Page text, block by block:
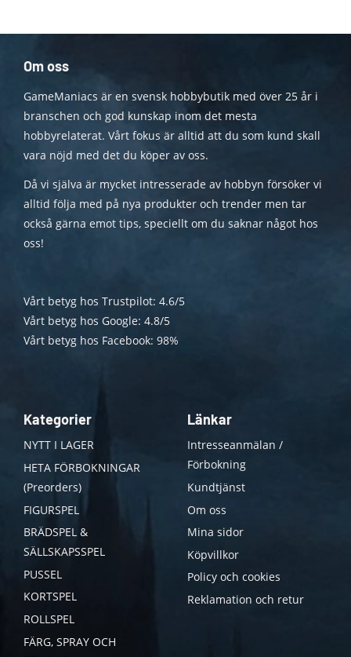
Om oss
GameManiacs är en svensk hobbybutik med över 25 år i
branschen och god kunskap inom det mesta
hobbyrelaterat. Vårt fokus är alltid att du som kund skall
vara nöjd med det du köper av oss.
Då vi själva är mycket intresserade av hobbyn försöker vi
alltid följa med på nya produkter och trender men tar
också gärna emot tips, speciellt om du saknar något hos
oss!
Vårt betyg hos Trustpilot: 4.6/5
Vårt betyg hos Google: 4.8/5
Vårt betyg hos Facebook: 98%
Kategorier
NYTT I LAGER
HETA FÖRBOKNINGAR
(Preorders)
FIGURSPEL
BRÄDSPEL &
SÄLLSKAPSSPEL
PUSSEL
KORTSPEL
ROLLSPEL
FÄRG, SPRAY OCH
Länkar
Intresseanmälan /
Förbokning
Kundtjänst
Om oss
Mina sidor
Köpvillkor
Policy och cookies
Reklamation och retur